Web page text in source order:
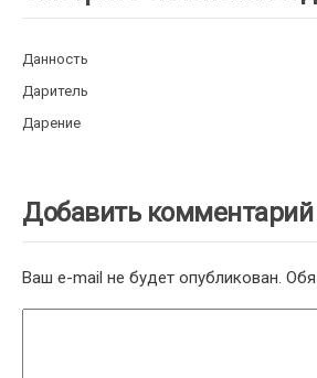
Данность
Даритель
Дарение
Добавить комментарий
Ваш e-mail не будет опубликован.